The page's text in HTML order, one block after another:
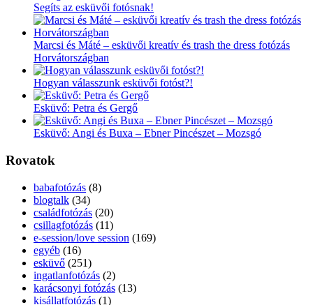
Segíts az esküvői fotósnak!
Marcsi és Máté – esküvői kreatív és trash the dress fotózás
Horvátországban
Hogyan válasszunk esküvői fotóst?!
Esküvő: Petra és Gergő
Esküvő: Angi és Buxa – Ebner Pincészet – Mozsgó
Rovatok
babafotózás (8)
blogtalk (34)
családfotózás (20)
csillagfotózás (11)
e-session/love session (169)
egyéb (16)
esküvő (251)
ingatlanfotózás (2)
karácsonyi fotózás (13)
kisállatfotózás (1)